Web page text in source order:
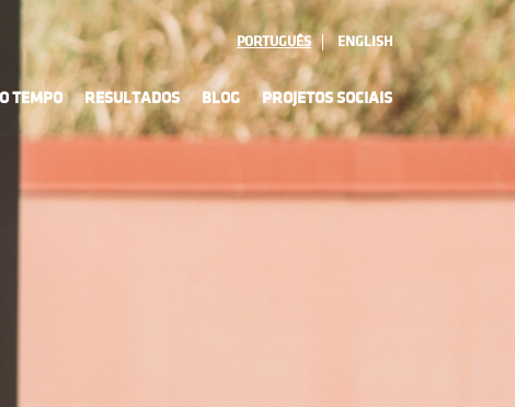
PORTUGUÊS ENGLISH
TEMPO RESULTADOS BLOG PROJETOS SOCIAIS